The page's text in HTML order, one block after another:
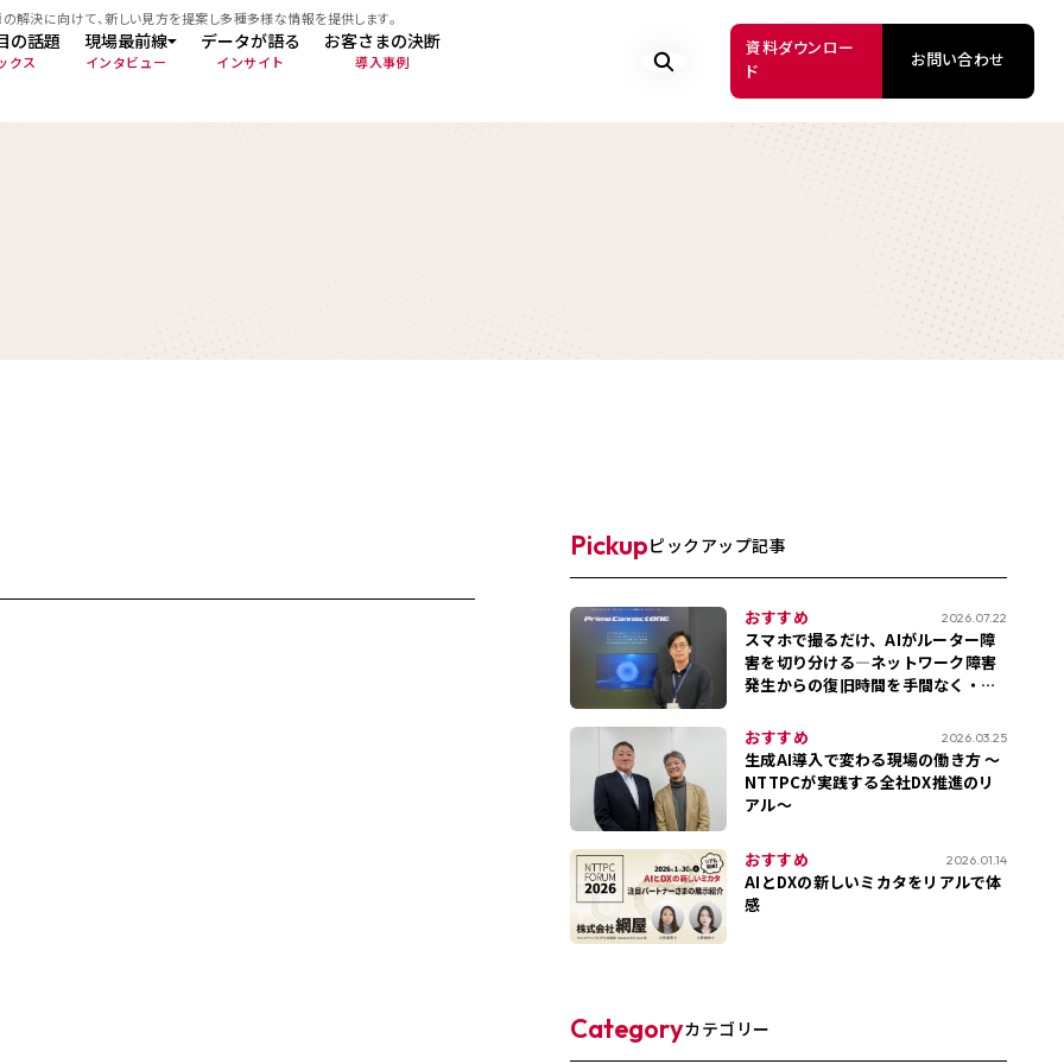
解決に向けて、新しい見方を提案し多種多様な情報を提供します。
の話題
クス
現場最前線
インタビュー
データが語る
インサイト
お客さまの決断
導入事例
資料ダウンロー
ド
お問い合わせ
Pickupピックアップ記事
おすすめ 2026.07.22
スマホで撮るだけ、AIがルーター障
害を切り分ける―ネットワーク障害
発生からの復旧時間を手間なく・簡
おすすめ
2026.03.25
生成AI導入で変わる現場の働き方 ～
NTTPCが実践する全社DX推進のリ
アル～
おすすめ 2026.01.14
AIとDXの新しいミカタをリアルで体
感
Categoryカテゴリー